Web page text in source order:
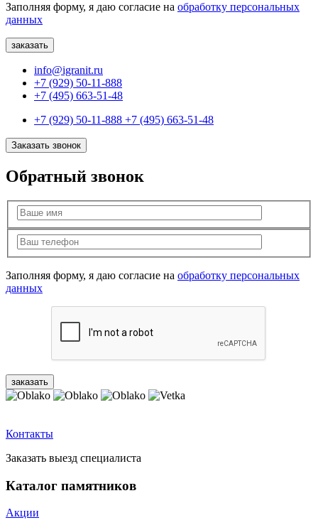
Заполняя форму, я даю согласие на обработку персональных
данных
info@igranit.ru
+7 (929) 50-11-888
+7 (495) 663-51-48
+7 (929) 50-11-888 +7 (495) 663-51-48
Заказать звонок
Обратный звонок
Заполняя форму, я даю согласие на обработку персональных
данных
Контакты
Заказать выезд специалиста
Каталог памятников
Акции